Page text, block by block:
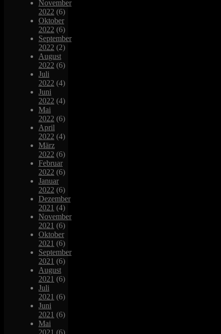
November
2022 (6)
Oktober
2022 (6)
September
2022 (2)
August
2022 (6)
Juli
2022 (4)
Juni
2022 (4)
Mai
2022 (6)
April
2022 (4)
März
2022 (6)
Februar
2022 (6)
Januar
2022 (6)
Dezember
2021 (4)
November
2021 (6)
Oktober
2021 (6)
September
2021 (6)
August
2021 (6)
Juli
2021 (6)
Juni
2021 (6)
Mai
2021 (6)